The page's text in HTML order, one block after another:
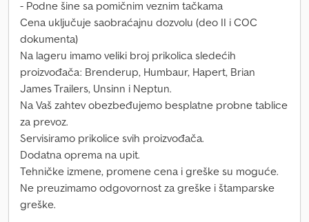
- Podne šine sa pomičnim veznim tačkama
Cena uključuje saobraćajnu dozvolu (deo II i COC
dokumenta)
Na lageru imamo veliki broj prikolica sledećih
proizvođača: Brenderup, Humbaur, Hapert, Brian
James Trailers, Unsinn i Neptun.
Na Vaš zahtev obezbeđujemo besplatne probne tablice
za prevoz.
Servisiramo prikolice svih proizvođača.
Dodatna oprema na upit.
Tehničke izmene, promene cena i greške su moguće.
Ne preuzimamo odgovornost za greške i štamparske
greške.